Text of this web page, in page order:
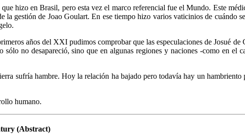
hizo en Brasil, pero esta vez el marco referencial fue el Mundo. Este
gestión de Joao Goulart. En ese tiempo hizo varios vaticinios de cuándo
años del XXI pudimos comprobar que las especulaciones de Josué de
no desapareció, sino que en algunas regiones y naciones -como en el
sufría hambre. Hoy la relación ha bajado pero todavía hay un hambriento
humano.
(Abstract)